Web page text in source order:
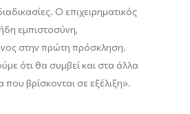
Ο επιχειρηματικός
εμπιστοσύνη,
στην πρώτη πρόσκληση.
ότι θα συμβεί και στα άλλα
βρίσκονται σε εξέλιξη».